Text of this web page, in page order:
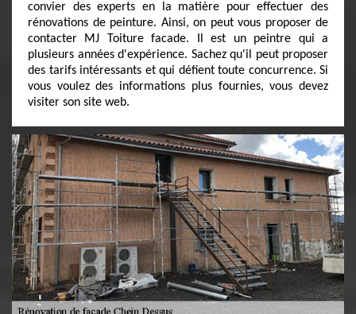
convier des experts en la matière pour effectuer des
rénovations de peinture. Ainsi, on peut vous proposer de
contacter MJ Toiture facade. Il est un peintre qui a
plusieurs années d'expérience. Sachez qu'il peut proposer
des tarifs intéressants et qui défient toute concurrence. Si
vous voulez des informations plus fournies, vous devez
visiter son site web.